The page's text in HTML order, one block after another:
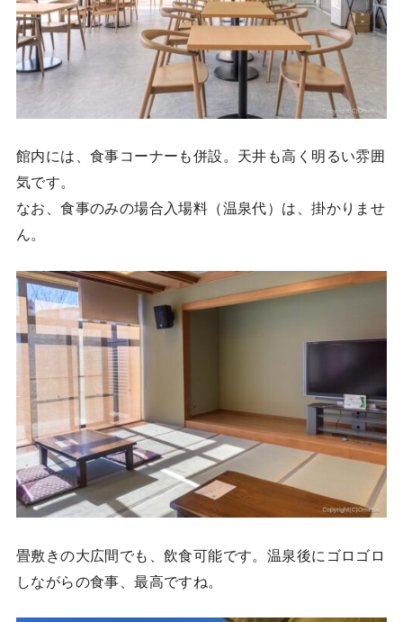
館内には、食事コーナーも併設。天井も高く明るい雰囲
気です。
なお、食事のみの場合入場料（温泉代）は、掛かりませ
ん。
畳敷きの大広間でも、飲食可能です。温泉後にゴロゴロ
しながらの食事、最高ですね。